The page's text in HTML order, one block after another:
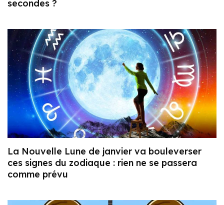
secondes ?
La Nouvelle Lune de janvier va bouleverser
ces signes du zodiaque : rien ne se passera
comme prévu